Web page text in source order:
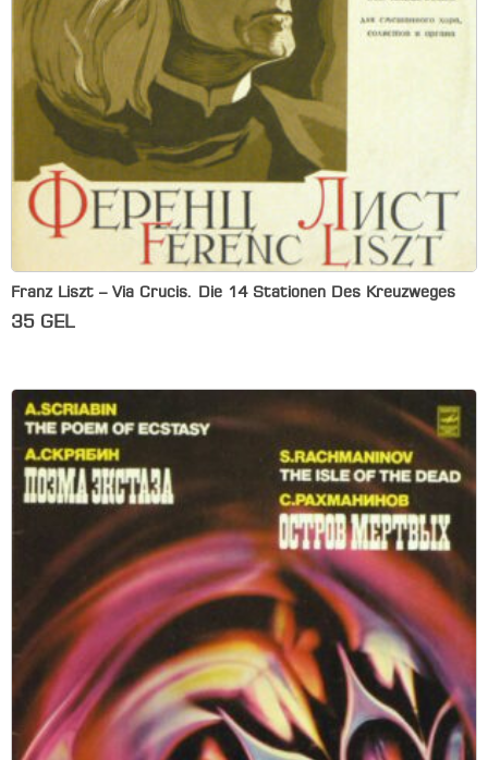
Franz Liszt – Via Crucis. Die 14 Stationen Des Kreuzweges
35 GEL